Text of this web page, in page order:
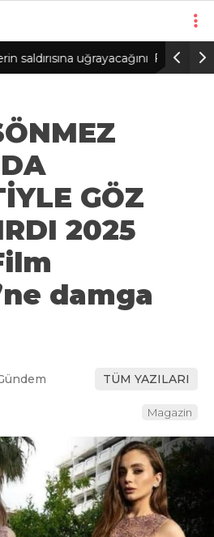
sınırda yakalandı; 3 tutuklama
GÖZ
2025
damga
TÜM YAZILARI
Magazin